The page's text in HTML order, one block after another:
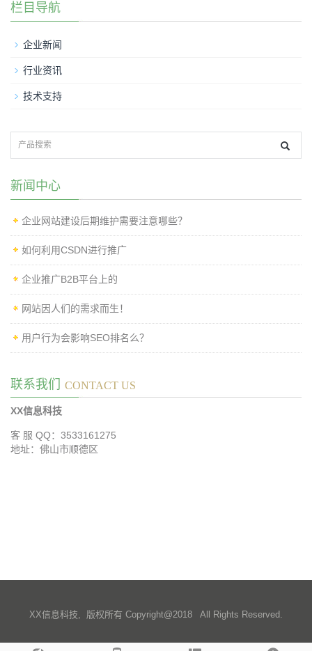
栏目导航
企业新闻
行业资讯
技术支持
新闻中心
企业网站建设后期维护需要注意哪些？
如何利用CSDN进行推广
企业推广B2B平台上的
网站因人们的需求而生！
用户行为会影响SEO排名么？
联系我们 CONTACT US
XX信息科技
客 服 QQ：3533161275
地址：佛山市顺德区
XX信息科技, 版权所有 Copyright@2018 All Rights Reserved.